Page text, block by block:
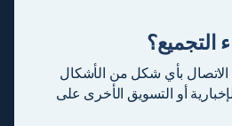
التجميع؟
بأي شكل من الأشكال
أو التسويق الأخرى على